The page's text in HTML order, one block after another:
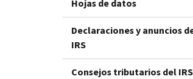
Hojas de datos
Declaraciones y anuncios
IRS
Consejos tributarios del IRS